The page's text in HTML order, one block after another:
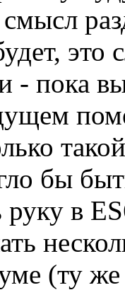
смысл
- пока
бы
в
(ту